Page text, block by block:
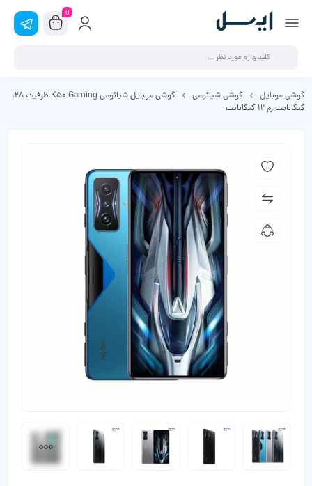
0
گوشی موبایل گوشی شیائومی
گوشی موبایل شیائومی K50 Gaming ظرفیت 128
گیگابایت رم 12 گیگابایت